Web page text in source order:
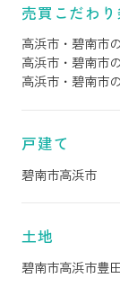
売買こだわ
高浜市・碧南市
高浜市・碧南市
高浜市・碧南市
戸建て
碧南市高浜市
土地
碧南市高浜市豊